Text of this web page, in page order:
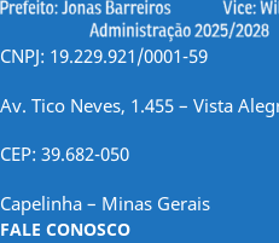
CNPJ: 19.229.921/0001-59
Av. Tico Neves, 1.455 – Vista
CEP: 39.682-050
Capelinha – Minas Gerais
FALE CONOSCO